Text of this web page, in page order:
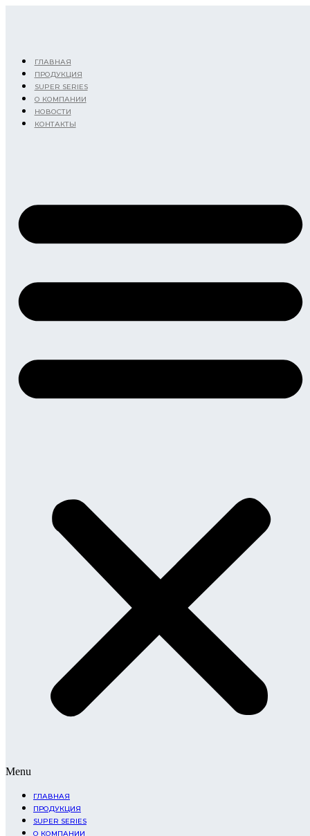
ГЛАВНАЯ
ПРОДУКЦИЯ
SUPER SERIES
О КОМПАНИИ
НОВОСТИ
КОНТАКТЫ
Menu
ГЛАВНАЯ
ПРОДУКЦИЯ
SUPER SERIES
О КОМПАНИИ